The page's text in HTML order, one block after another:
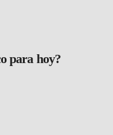
para hoy?